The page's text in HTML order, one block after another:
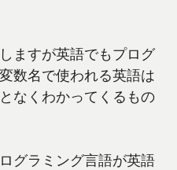
ますが英語でもプログ
数名で使われる英語は
なくわかってくるもの
グラミング言語が英語